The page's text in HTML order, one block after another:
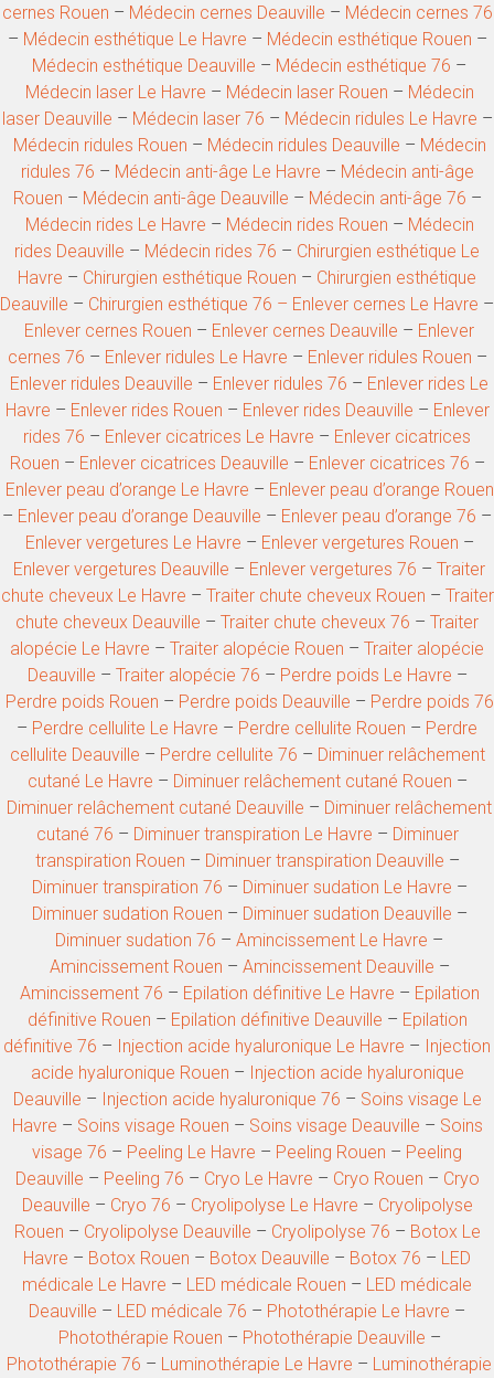
cernes Rouen – Médecin cernes Deauville – Médecin cernes 76
– Médecin esthétique Le Havre – Médecin esthétique Rouen –
Médecin esthétique Deauville – Médecin esthétique 76 –
Médecin laser Le Havre – Médecin laser Rouen – Médecin
laser Deauville – Médecin laser 76 – Médecin ridules Le Havre –
Médecin ridules Rouen – Médecin ridules Deauville – Médecin
ridules 76 – Médecin anti-âge Le Havre – Médecin anti-âge
Rouen – Médecin anti-âge Deauville – Médecin anti-âge 76 –
Médecin rides Le Havre – Médecin rides Rouen – Médecin
rides Deauville – Médecin rides 76 – Chirurgien esthétique Le
Havre – Chirurgien esthétique Rouen – Chirurgien esthétique
Deauville – Chirurgien esthétique 76 – Enlever cernes Le Havre –
Enlever cernes Rouen – Enlever cernes Deauville – Enlever
cernes 76 – Enlever ridules Le Havre – Enlever ridules Rouen –
Enlever ridules Deauville – Enlever ridules 76 – Enlever rides Le
Havre – Enlever rides Rouen – Enlever rides Deauville – Enlever
rides 76 – Enlever cicatrices Le Havre – Enlever cicatrices
Rouen – Enlever cicatrices Deauville – Enlever cicatrices 76 –
Enlever peau d’orange Le Havre – Enlever peau d’orange Rouen
– Enlever peau d’orange Deauville – Enlever peau d’orange 76 –
Enlever vergetures Le Havre – Enlever vergetures Rouen –
Enlever vergetures Deauville – Enlever vergetures 76 – Traiter
chute cheveux Le Havre – Traiter chute cheveux Rouen – Traiter
chute cheveux Deauville – Traiter chute cheveux 76 – Traiter
alopécie Le Havre – Traiter alopécie Rouen – Traiter alopécie
Deauville – Traiter alopécie 76 – Perdre poids Le Havre –
Perdre poids Rouen – Perdre poids Deauville – Perdre poids 76
– Perdre cellulite Le Havre – Perdre cellulite Rouen – Perdre
cellulite Deauville – Perdre cellulite 76 – Diminuer relâchement
cutané Le Havre – Diminuer relâchement cutané Rouen –
Diminuer relâchement cutané Deauville – Diminuer relâchement
cutané 76 – Diminuer transpiration Le Havre – Diminuer
transpiration Rouen – Diminuer transpiration Deauville –
Diminuer transpiration 76 – Diminuer sudation Le Havre –
Diminuer sudation Rouen – Diminuer sudation Deauville –
Diminuer sudation 76 – Amincissement Le Havre –
Amincissement Rouen – Amincissement Deauville –
Amincissement 76 – Epilation définitive Le Havre – Epilation
définitive Rouen – Epilation définitive Deauville – Epilation
définitive 76 – Injection acide hyaluronique Le Havre – Injection
acide hyaluronique Rouen – Injection acide hyaluronique
Deauville – Injection acide hyaluronique 76 – Soins visage Le
Havre – Soins visage Rouen – Soins visage Deauville – Soins
visage 76 – Peeling Le Havre – Peeling Rouen – Peeling
Deauville – Peeling 76 – Cryo Le Havre – Cryo Rouen – Cryo
Deauville – Cryo 76 – Cryolipolyse Le Havre – Cryolipolyse
Rouen – Cryolipolyse Deauville – Cryolipolyse 76 – Botox Le
Havre – Botox Rouen – Botox Deauville – Botox 76 – LED
médicale Le Havre – LED médicale Rouen – LED médicale
Deauville – LED médicale 76 – Photothérapie Le Havre –
Photothérapie Rouen – Photothérapie Deauville –
Photothérapie 76 – Luminothérapie Le Havre – Luminothérapie